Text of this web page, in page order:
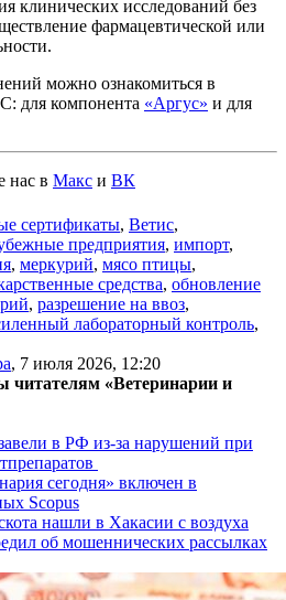
клинических исследований без
фармацевтической или
можно ознакомиться в
для компонента «Аргус» и для
нас в Макс и ВК
сертификаты, Ветис,
предприятия, импорт,
, меркурий, мясо птицы,
средства, обновление
, разрешение на ввоз,
лабораторный контроль,
, 7 июля 2026, 12:20
читателям «Ветеринарии и
в РФ из-за нарушений при
сегодня» включен в
Scopus
нашли в Хакасии с воздуха
об мошеннических рассылках